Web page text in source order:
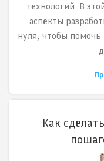
технологий. В
аспекты
нуля, чтобы
Как